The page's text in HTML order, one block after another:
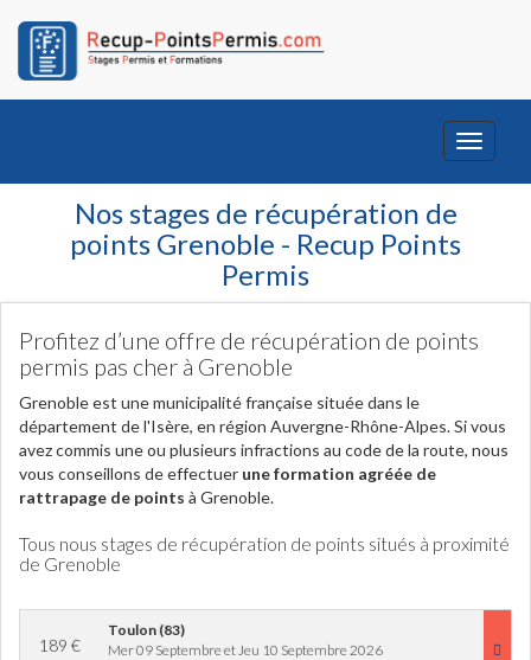
Toggle
Nos stages de récupération de
points Grenoble - Recup Points
Permis
Profitez d’une offre de récupération de points
permis pas cher à Grenoble
Grenoble est une municipalité française située dans le
département de l'Isère, en région Auvergne-Rhône-Alpes. Si vous
avez commis une ou plusieurs infractions au code de la route, nous
vous conseillons de effectuer une formation agréée de
rattrapage de points à Grenoble.
Tous nous stages de récupération de points situés à proximité
de Grenoble
189 €
Toulon (83)
Mer 09 Septembre et Jeu 10 Septembre 2026